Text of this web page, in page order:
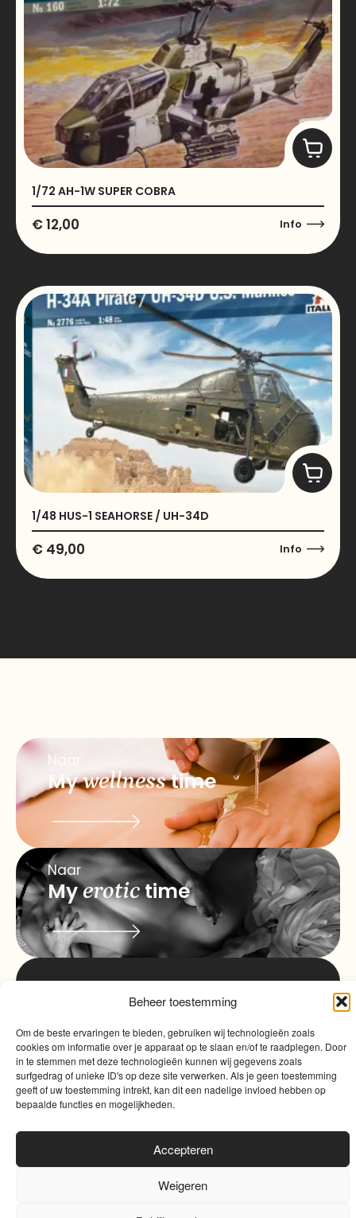
Beheer toestemming
Om de beste ervaringen te bieden, gebruiken wij technologieën zoals
cookies om informatie over je apparaat op te slaan en/of te raadplegen. Door
in te stemmen met deze technologieën kunnen wij gegevens zoals
surfgedrag of unieke ID's op deze site verwerken. Als je geen toestemming
geeft of uw toestemming intrekt, kan dit een nadelige invloed hebben op
bepaalde functies en mogelijkheden.
Accepteren
Weigeren
1/72 AH-1W SUPER COBRA
€12,00 Info
1/48 HUS-1 SEAHORSE / UH-34D
€ 49,00 Info
Naar
Mywellnesstime
Naar
Myerotictime
quality
time Contact
Algemene voorwaarden|Cookies